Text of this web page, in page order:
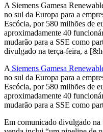
A Siemens Gamesa
no sul da Europa para a
Escócia, por 580 milhões de
aproximadamente 40
mudarão para a SSE como
divulgado na terça-feira, a
A Siemens Gamesa
no sul da Europa para a
Escócia, por 580 milhões de
aproximadamente 40
mudarão para a SSE como
Em comunicado divulgado